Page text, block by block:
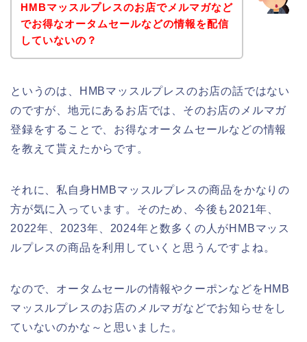
HMBマッスルプレスのお店でメルマガなど
でお得なオータムセールなどの情報を配信
していないの？
というのは、HMBマッスルプレスのお店の話ではない
のですが、地元にあるお店では、そのお店のメルマガ
登録をすることで、お得なオータムセールなどの情報
を教えて貰えたからです。
それに、私自身HMBマッスルプレスの商品をかなりの
方が気に入っています。そのため、今後も2021年、
2022年、2023年、2024年と数多くの人がHMBマッス
ルプレスの商品を利用していくと思うんですよね。
なので、オータムセールの情報やクーポンなどをHMB
マッスルプレスのお店のメルマガなどでお知らせをし
ていないのかな～と思いました。